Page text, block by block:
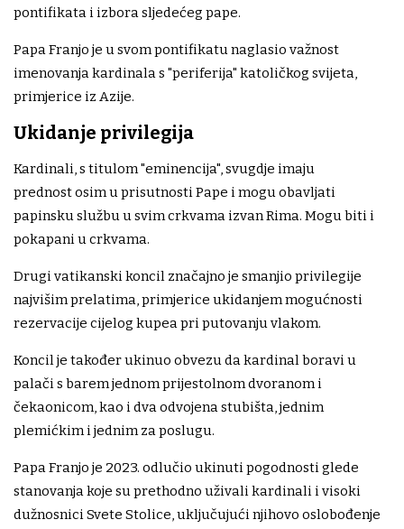
pontifikata i izbora sljedećeg pape.
Papa Franjo je u svom pontifikatu naglasio važnost
imenovanja kardinala s "periferija" katoličkog svijeta,
primjerice iz Azije.
Ukidanje privilegija
Kardinali, s titulom "eminencija", svugdje imaju
prednost osim u prisutnosti Pape i mogu obavljati
papinsku službu u svim crkvama izvan Rima. Mogu biti i
pokapani u crkvama.
Drugi vatikanski koncil značajno je smanjio privilegije
najvišim prelatima, primjerice ukidanjem mogućnosti
rezervacije cijelog kupea pri putovanju vlakom.
Koncil je također ukinuo obvezu da kardinal boravi u
palači s barem jednom prijestolnom dvoranom i
čekaonicom, kao i dva odvojena stubišta, jednim
plemićkim i jednim za poslugu.
Papa Franjo je 2023. odlučio ukinuti pogodnosti glede
stanovanja koje su prethodno uživali kardinali i visoki
dužnosnici Svete Stolice, uključujući njihovo oslobođenje